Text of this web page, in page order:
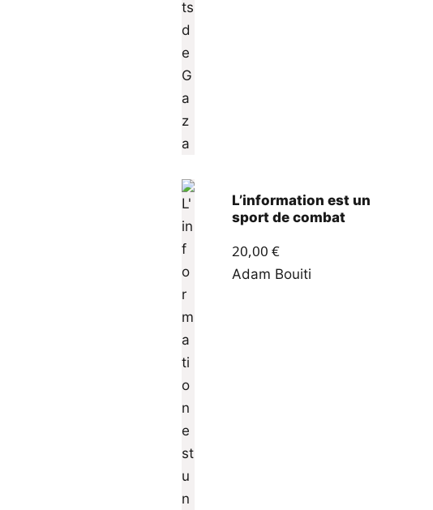
L’information est un
sport de combat
20,00 €
Adam Bouiti